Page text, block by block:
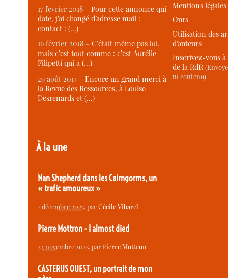
17 février 2018 –Pour cette annonce qui
date, j’ai changé d’adresse mail :
contact : (…)
16 février 2018 –C’était même pas lui,
mais c’est tout comme : c’est Aurélie
Filipetti qui a (…)
29 août 2017 –Encore un grand merci à
la Revue des Ressources, à Louise
Desrenards et (…)
À la une
Nan Shepherd dans les Cairngorms, un
« trafic amoureux »
7 décembre 2025, parCécile Vibarel
Pierre Mottron - I almost died
23 novembre 2025, parPierre Mottron
CASTERUS OUEST, un portrait de mon
Mentions légales
Ours
Utilisation des
d’auteurs
Inscrivez-vous
de la RdR
ni contenu)